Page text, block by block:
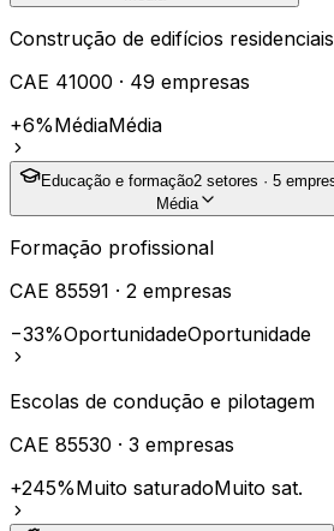
Construção de edifícios
CAE 41000 · 49 empresas
+6%MédiaMédia
Educação e formação2 setores · 5
Média
Formação profissional
CAE 85591 · 2 empresas
−33%OportunidadeOportunidade
Escolas de condução e pilotagem
CAE 85530 · 3 empresas
+245%Muito saturadoMuito sat.